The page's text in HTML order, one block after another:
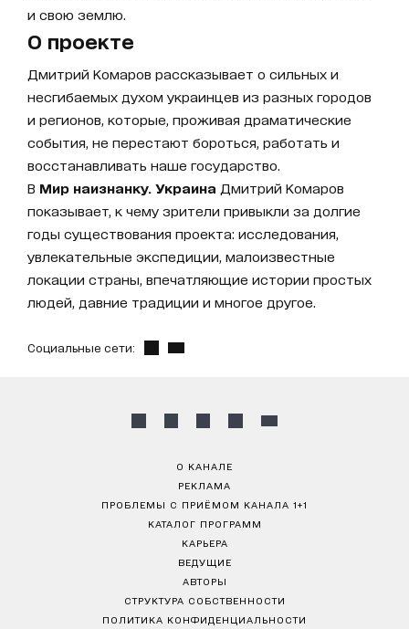
и свою землю.
О проекте
Дмитрий Комаров рассказывает о сильных и
несгибаемых духом украинцев из разных городов
и регионов, которые, проживая драматические
события, не перестают бороться, работать и
восстанавливать наше государство.
В Мир наизнанку. Украина Дмитрий Комаров
показывает, к чему зрители привыкли за долгие
годы существования проекта: исследования,
увлекательные экспедиции, малоизвестные
локации страны, впечатляющие истории простых
людей, давние традиции и многое другое.
Социальные сети:
О КАНАЛЕ
РЕКЛАМА
ПРОБЛЕМЫ С ПРИЁМОМ КАНАЛА 1+1
КАТАЛОГ ПРОГРАММ
КАРЬЕРА
ВЕДУЩИЕ
АВТОРЫ
СТРУКТУРА СОБСТВЕННОСТИ
ПОЛИТИКА КОНФИДЕНЦИАЛЬНОСТИ